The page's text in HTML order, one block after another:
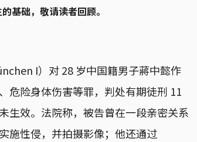
基础，敬请读者回顾。
I）对 28 岁中国籍男子蔣中懿作
危险身体伤害等罪，判处有期徒刑 11
生效。法院称，被告曾在一段亲密关系
施性侵，并拍摄影像；他还通过